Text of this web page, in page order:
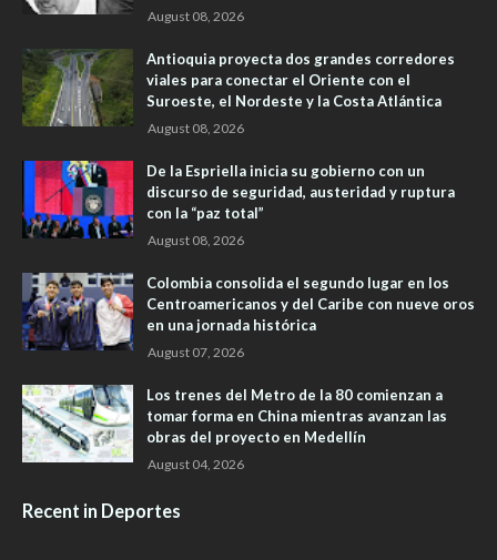
August 08, 2026
Antioquia proyecta dos grandes corredores
viales para conectar el Oriente con el
Suroeste, el Nordeste y la Costa Atlántica
August 08, 2026
De la Espriella inicia su gobierno con un
discurso de seguridad, austeridad y ruptura
con la “paz total”
August 08, 2026
Colombia consolida el segundo lugar en los
Centroamericanos y del Caribe con nueve oros
en una jornada histórica
August 07, 2026
Los trenes del Metro de la 80 comienzan a
tomar forma en China mientras avanzan las
obras del proyecto en Medellín
August 04, 2026
Recent in Deportes